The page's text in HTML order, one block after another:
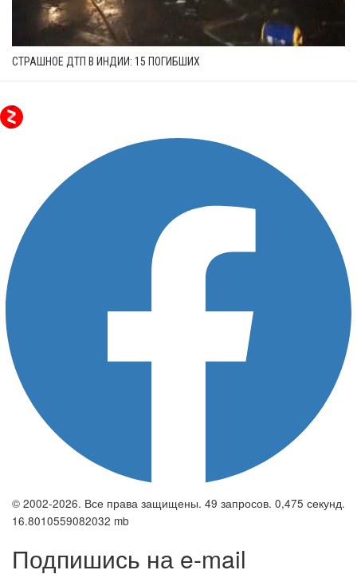
СТРАШНОЕ ДТП В ИНДИИ: 15 ПОГИБШИХ
© 2002-2026. Все права защищены. 49 запросов. 0,475 секунд.
16.8010559082032 mb
Подпишись на e-mail